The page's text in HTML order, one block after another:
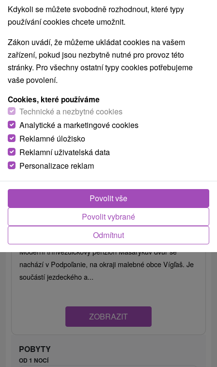
VŠECHNY NEJLEVNĚJŠÍ NEJDRAŽŠÍ
/noc/osoba
Resort Masarykov dvor
Moderní tříhvězdičkový penzion Masarykův dvůr se
nachází v Podpoľanie, na okraji malebné obce Vígľaš. Je
součástí jezdeckého a...
ZOBRAZIT
POBYTY
OD 1 NOCÍ
Kdykoli se můžete svobodně rozhodnout, které typy
používání cookies chcete umožnit.
Zákon uvádí, že můžeme ukládat cookies na vašem
zařízení, pokud jsou nezbytně nutné pro provoz této
stránky. Pro všechny ostatní typy cookies potřebujeme
vaše povolení.
Cookies, které používáme
Technické a nezbytné cookies
Analytické a marketingové cookies
Reklamné úložisko
Reklamní uživatelská data
Personalizace reklam
Odmítnut
Povolit vybrané
Povolit vše